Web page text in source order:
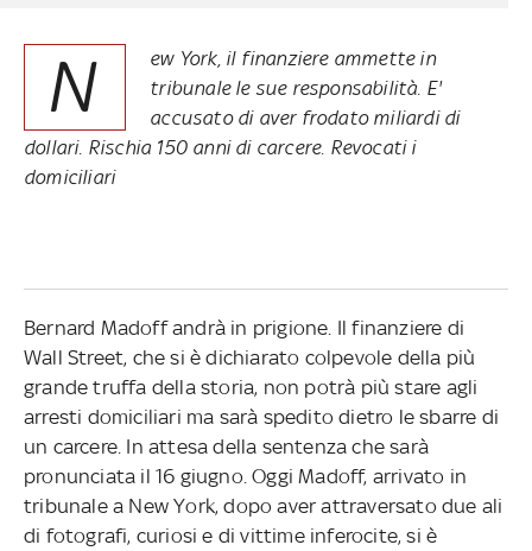
N
ew York, il finanziere ammette in
tribunale le sue responsabilità. E'
accusato di aver frodato miliardi di
dollari. Rischia 150 anni di carcere. Revocati i
domiciliari
Bernard Madoff andrà in prigione. Il finanziere di
Wall Street, che si è dichiarato colpevole della più
grande truffa della storia, non potrà più stare agli
arresti domiciliari ma sarà spedito dietro le sbarre di
un carcere. In attesa della sentenza che sarà
pronunciata il 16 giugno. Oggi Madoff, arrivato in
tribunale a New York, dopo aver attraversato due ali
di fotografi, curiosi e di vittime inferocite, si è